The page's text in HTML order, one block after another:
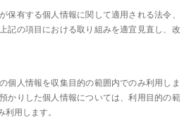
保有する個人情報に関して適用される法令、
記の項目における取り組みを適宜見直し、改
個人情報を収集目的の範囲内でのみ利用しま
かりした個人情報については、利用目的の範
利用します。